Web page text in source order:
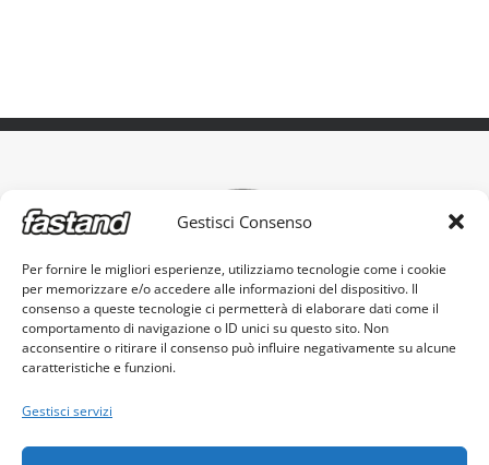
Gestisci Consenso
Per fornire le migliori esperienze, utilizziamo tecnologie come i cookie
per memorizzare e/o accedere alle informazioni del dispositivo. Il
consenso a queste tecnologie ci permetterà di elaborare dati come il
comportamento di navigazione o ID unici su questo sito. Non
acconsentire o ritirare il consenso può influire negativamente su alcune
caratteristiche e funzioni.
Gestisci servizi
L'originale stand portatile, made in Italy